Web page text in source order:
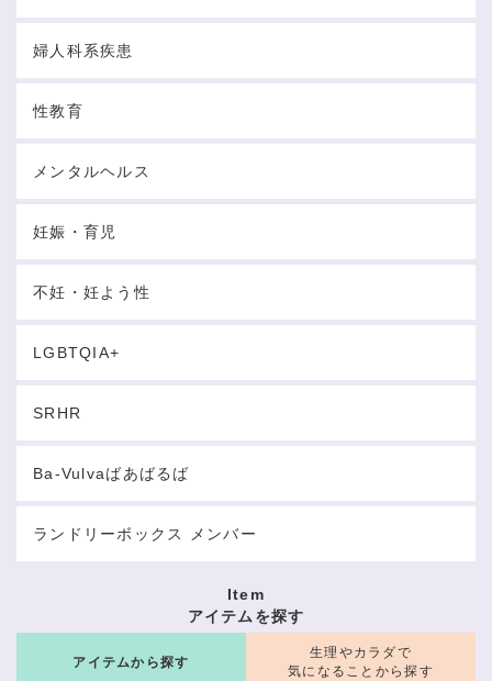
婦人科系疾患
性教育
メンタルヘルス
妊娠・育児
不妊・妊よう性
LGBTQIA+
SRHR
Ba-Vulvaばあばるば
ランドリーボックス メンバー
Item
アイテムを探す
アイテムから探す
生理やカラダで
気になることから探す